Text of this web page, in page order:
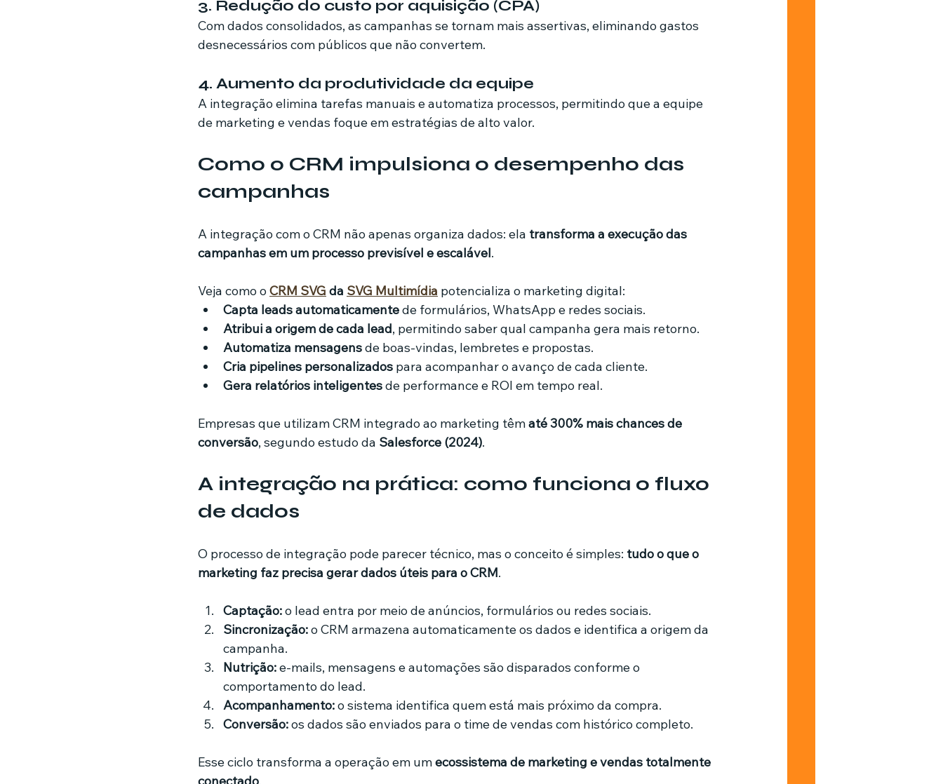
3. Redução do custo por aquisição (CPA)
Com dados consolidados, as campanhas se tornam mais assertivas, eliminando gastos
desnecessários com públicos que não convertem.
4. Aumento da produtividade da equipe
A integração elimina tarefas manuais e automatiza processos, permitindo que a equipe
de marketing e vendas foque em estratégias de alto valor.
Como o CRM impulsiona o desempenho das
campanhas
A integração com o CRM não apenas organiza dados: ela transforma a execução das
campanhas em um processo previsível e escalável.
Veja como o CRM SVG da SVG Multimídia potencializa o marketing digital:
Capta leads automaticamente de formulários, WhatsApp e redes sociais.
Atribui a origem de cada lead, permitindo saber qual campanha gera mais retorno.
Automatiza mensagens de boas-vindas, lembretes e propostas.
Cria pipelines personalizados para acompanhar o avanço de cada cliente.
Gera relatórios inteligentes de performance e ROI em tempo real.
Empresas que utilizam CRM integrado ao marketing têm até 300% mais chances de
conversão, segundo estudo da Salesforce (2024).
A integração na prática: como funciona o fluxo
de dados
O processo de integração pode parecer técnico, mas o conceito é simples: tudo o que o
marketing faz precisa gerar dados úteis para o CRM.
Captação: o lead entra por meio de anúncios, formulários ou redes sociais.
Sincronização: o CRM armazena automaticamente os dados e identifica a origem da
campanha.
Nutrição: e-mails, mensagens e automações são disparados conforme o
comportamento do lead.
Acompanhamento: o sistema identifica quem está mais próximo da compra.
Conversão: os dados são enviados para o time de vendas com histórico completo.
Esse ciclo transforma a operação em um ecossistema de marketing e vendas totalmente